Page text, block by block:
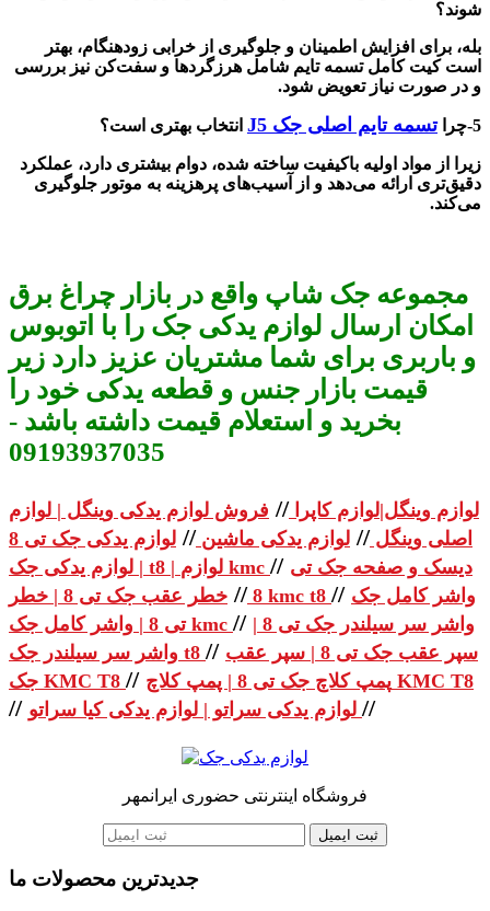
شوند؟
بله، برای افزایش اطمینان و جلوگیری از خرابی زودهنگام، بهتر
است کیت کامل تسمه تایم شامل هرزگردها و سفت‌کن نیز بررسی
و در صورت نیاز تعویض شود.
5- چراتسمه تایم اصلی جک J5 انتخاب بهتری است؟
زیرا از مواد اولیه باکیفیت ساخته شده، دوام بیشتری دارد، عملکرد
دقیق‌تری ارائه می‌دهد و از آسیب‌های پرهزینه به موتور جلوگیری
می‌کند.
مجموعه جک شاپ واقع در بازار چراغ برق
امکان ارسال لوازم یدکی جک را با اتوبوس
و باربری برای شما مشتریان عزیز دارد زیر
قیمت بازار جنس و قطعه یدکی خود را
بخرید و استعلام قیمت داشته باشد -
09193937035
لوازم وینگل|لوازم کاپرا // فروش لوازم یدکی وینگل | لوازم
اصلی وینگل // لوازم یدکی ماشین //
لوازم یدکی جک تی 8
| لوازم یدکی جک t8 | لوازم kmc // دیسک و صفحه جک تی
8
// خطر عقب جک تی 8 | خطر kmc t8 // واشر کامل جک
تی 8 | واشر کامل جک kmc // واشر سر سیلندر جک تی 8 |
واشر سر سیلندر جک t8 // سپر عقب جک تی 8 | سپر عقب
جک KMC T8 // پمپ کلاچ جک تی 8 | پمپ کلاچ KMC T8
// //
فروشگاه اینترنتی حضوری ایرانمهر
ثبت ایمیل
جدیدترین محصولات ما